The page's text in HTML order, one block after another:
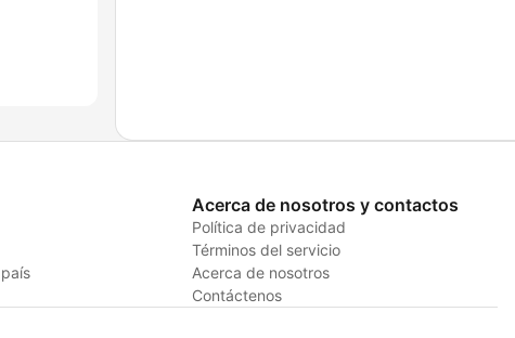
Acerca de nosotros y contactos
Política de privacidad
Términos del servicio
Acerca de nosotros
Contáctenos